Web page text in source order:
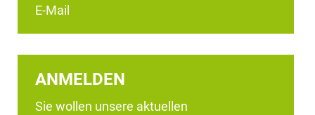
E-Mail
ANMELDEN
Sie wollen unsere aktuellen